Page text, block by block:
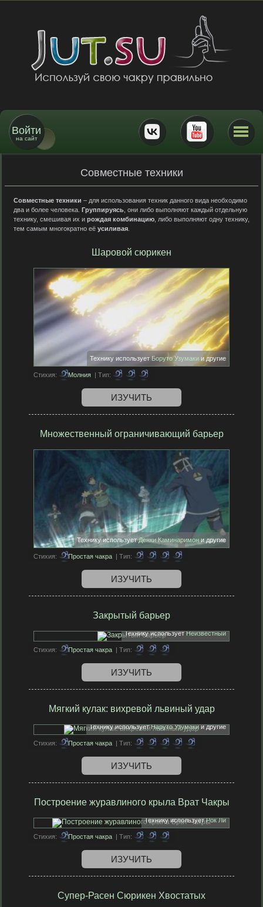
Войти
на сайт
Совместные техники
Совместные техники – для использования техник данного вида необходимо
два и более человека. Группируясь , они либо выполняют каждый отдельную
технику, смешивая их и рождая комбинацию , либо выполняют одну технику,
тем самым многократно её усиливая
Шаровой сюрикен
Технику использует Боруто Узумаки и другие
Стихия: Молния | Тип:
ИЗУЧИТЬ
Множественный ограничивающий барьер
Технику используетДенки Каминаримони другие
Стихия: Простая чакра | Тип:
ИЗУЧИТЬ
Закрытый барьер
Технику используетНеизвестный
Стихия: Простая чакра | Тип:
ИЗУЧИТЬ
Мягкий кулак: вихревой львиный удар
Технику используетНаруто Узумакии другие
Стихия: Простая чакра | Тип:
ИЗУЧИТЬ
Построение журавлиного крыла Врат Чакры
Технику используетРок Ли
Стихия: Простая чакра | Тип:
ИЗУЧИТЬ
Супер-Расен Сюрикен Хвостатых